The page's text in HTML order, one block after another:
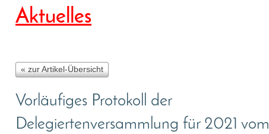
Aktuelles
« zur Artikel-Übersicht
Vorläufiges Protokoll der
Delegiertenversammlung für 2021 vom